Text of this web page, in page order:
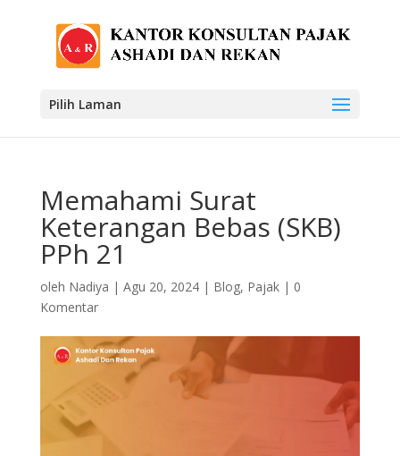
Pilih Laman
Memahami Surat
Keterangan Bebas (SKB)
PPh 21
oleh Nadiya | Agu 20, 2024| Blog, Pajak| 0
Komentar